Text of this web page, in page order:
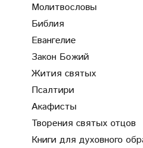
Молитвословы
Библия
Евангелие
Закон Божий
Жития святых
Псалтири
Акафисты
Творения святых отцов
Книги для духовного